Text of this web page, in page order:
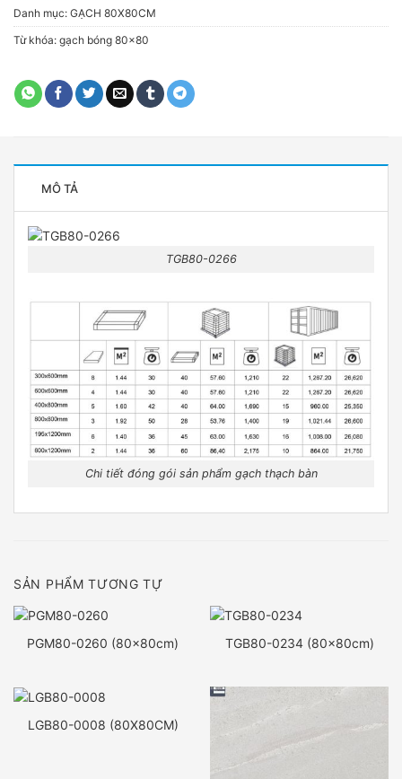
Danh mục: GẠCH 80X80CM
Từ khóa: gạch bóng 80x80
MÔ TẢ
TGB80-0266
Chi tiết đóng gói sản phẩm gạch thạch bàn
SẢN PHẨM TƯƠNG TỰ
PGM80-0260 (80x80cm) TGB80-0234 (80x80cm)
LGB80-0008 (80X80CM)